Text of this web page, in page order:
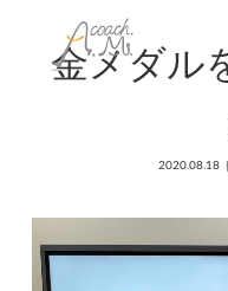
金メダル
2020.08.18